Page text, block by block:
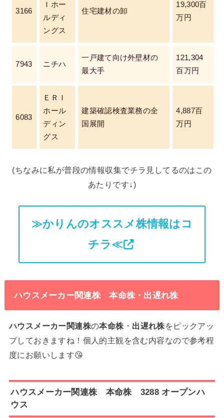
3166
Ｉホー
ルディ
ングス
住宅建材の卸
19,300百
万円
7943 ニチハ
一戸建て向け外壁材の
最大手
121,304
百万円
6083
ＥＲＩ
ホール
ディン
グス
建築確認検査業務の全
国展開
4,887百
万円
(ちなみに私が普段の情報収集でチラ見してるのはこの
あたりです↓)
≫かりんのオススメ株情報はコ
チラ≪
ハウスメーカー関連株 本命株・出遅れ株
ハウスメーカー関連株の本命株 ・ 出遅れ株をピックアッ
プしておきますね！個人的主観を含む内容なので参考程
度にお願いします😘
ハウスメーカー関連株 本命株 3288 オープンハ
ウス